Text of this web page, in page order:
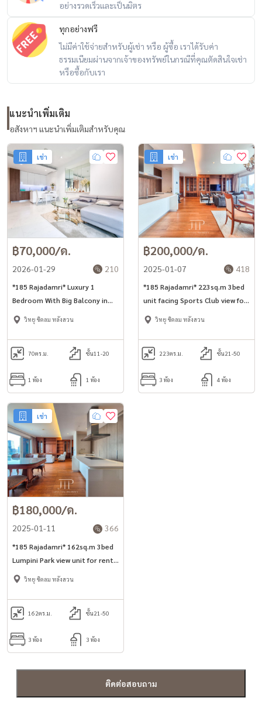
อย่างรวดเร็วและเป็นมิตร
ทุกอย่างฟรี
ไม่มีค่าใช้จ่ายสำหรับผู้เช่า หรือ ผู้ซื้อ เราได้รับค่า
ธรรมเนียมผ่านจากเจ้าของทรัพย์ในกรณีที่คุณตัดสินใจเช่า
หรือซื้อกับเรา
แนะนำเพิ่มเติม
อสังหาฯ แนะนำเพิ่มเติมสำหรับคุณ
เช่า
฿70,000/ด.
2026-01-29 210
*185 Rajadamri* Luxury 1
Bedroom With Big Balcony in
Ratchadamri area.
วิทยุ ชิดลม หลังสวน
70ตร.ม. ชั้น11-20
1 ห้อง 1 ห้อง
เช่า
฿200,000/ด.
2025-01-07 418
*185 Rajadamri* 223sq.m 3bed
unit facing Sports Club view for
rent in Rajadamri area *No Pet
friendly*
วิทยุ ชิดลม หลังสวน
223ตร.ม. ชั้น21-50
3 ห้อง 4 ห้อง
เช่า
฿180,000/ด.
2025-01-11 366
*185 Rajadamri* 162sq.m 3bed
Lumpini Park view unit for rent
in Rajadamri area
วิทยุ ชิดลม หลังสวน
162ตร.ม. ชั้น21-50
3 ห้อง 3 ห้อง
ติดต่อสอบถาม